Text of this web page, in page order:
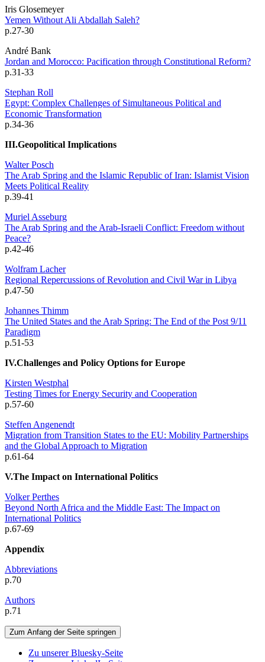
Iris Glosemeyer
Yemen Without Ali Abdallah Saleh?
p.27-30
André Bank
Jordan and Morocco: Pacification through Constitutional Reform?
p.31-33
Stephan Roll
Egypt: Complex Challenges of Simultaneous Political and
Economic Transformation
p.34-36
III.Geopolitical Implications
Walter Posch
The Arab Spring and the Islamic Republic of Iran: Islamist Vision
Meets Political Reality
p.39-41
Muriel Asseburg
The Arab Spring and the Arab-Israeli Conflict: Freedom without
Peace?
p.42-46
Wolfram Lacher
Regional Repercussions of Revolution and Civil War in Libya
p.47-50
Johannes Thimm
The United States and the Arab Spring: The End of the Post 9/11
Paradigm
p.51-53
IV.Challenges and Policy Options for Europe
Kirsten Westphal
Testing Times for Energy Security and Cooperation
p.57-60
Steffen Angenendt
Migration from Transition States to the EU: Mobility Partnerships
and the Global Approach to Migration
p.61-64
V.The Impact on International Politics
Volker Perthes
Beyond North Africa and the Middle East: The Impact on
International Politics
p.67-69
Appendix
Abbreviations
p.70
Authors
p.71
Zum Anfang der Seite springen
Zu unserer Bluesky-Seite